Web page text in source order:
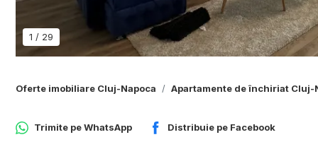
1 / 29
Oferte imobiliare Cluj-Napoca Apartamente de închiriat Cluj-
Trimite peWhatsApp Distribuie pe Facebook